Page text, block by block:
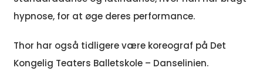
hypnose, for at øge deres performance.
Thor har også tidligere være koreograf på Det
Kongelig Teaters Balletskole – Danselinien.